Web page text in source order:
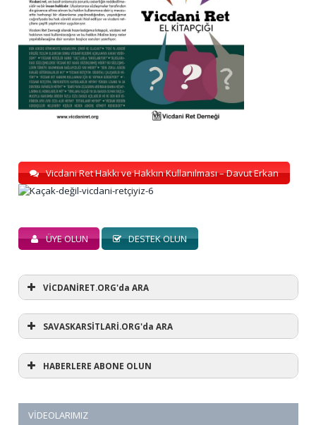
Vicdani Ret Hakkı ve Hakkın Kullanılması – Davut Erkan
ÜYE OLUN DESTEK OLUN
VİCDANİRET.ORG'da ARA
SAVASKARSİTLARİ.ORG'da ARA
HABERLERE ABONE OLUN
VIDEOLARIMIZ